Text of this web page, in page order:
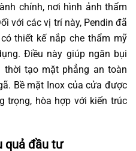
chính, nơi hình ảnh thẩm
với các vị trí này, Pendin đã
thiết kế nắp che thẩm mỹ
Điều này giúp ngăn bụi
thời tạo mặt phẳng an toàn
Bề mặt Inox của cửa được
trọng, hòa hợp với kiến trúc
quả đầu tư